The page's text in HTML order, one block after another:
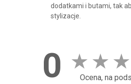
dodatkami i butami, tak
stylizacje.
0 ★ ★ ★
Ocena, na